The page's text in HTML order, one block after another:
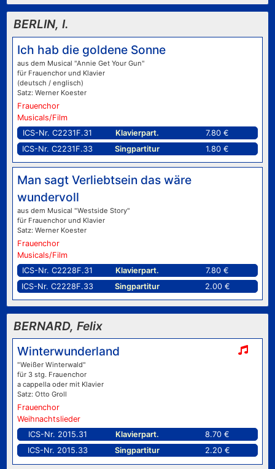
BERLIN, I.
Ich hab die goldene Sonne
aus dem Musical "Annie Get Your Gun"
für Frauenchor und Klavier
(deutsch / englisch)
Satz: Werner Koester
Frauenchor
Musicals/Film
ICS-Nr. C2231F.31
Klavierpart.
7.80 €
ICS-Nr. C2231F.33
Singpartitur 1.80 €
Man sagt Verliebtsein das wäre
wundervoll
aus dem Musical "Westside Story"
für Frauenchor und Klavier
Satz: Werner Koester
Frauenchor
Musicals/Film
ICS-Nr. C2228F.31
Klavierpart.
7.80 €
ICS-Nr. C2228F.33
Singpartitur 2.00 €
BERNARD, Felix
Winterwunderland
"Weißer Winterwald"
für 3 stg. Frauenchor
a cappella oder mit Klavier
Satz: Otto Groll
Frauenchor
Weihnachtslieder
ICS-Nr. 2015.31
Klavierpart.
8.70 €
ICS-Nr. 2015.33
Singpartitur 2.20 €